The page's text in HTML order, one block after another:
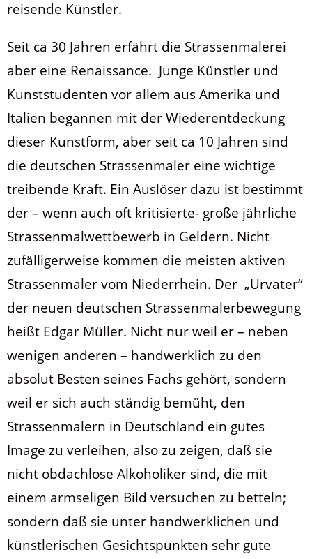
reisende Künstler.
Seit ca 30 Jahren erfährt die Strassenmalerei
aber eine Renaissance. Junge Künstler und
Kunststudenten vor allem aus Amerika und
Italien begannen mit der Wiederentdeckung
dieser Kunstform, aber seit ca 10 Jahren sind
die deutschen Strassenmaler eine wichtige
treibende Kraft. Ein Auslöser dazu ist bestimmt
der – wenn auch oft kritisierte- große jährliche
Strassenmalwettbewerb in Geldern. Nicht
zufälligerweise kommen die meisten aktiven
Strassenmaler vom Niederrhein. Der „Urvater“
der neuen deutschen Strassenmalerbewegung
heißt Edgar Müller. Nicht nur weil er – neben
wenigen anderen – handwerklich zu den
absolut Besten seines Fachs gehört, sondern
weil er sich auch ständig bemüht, den
Strassenmalern in Deutschland ein gutes
Image zu verleihen, also zu zeigen, daß sie
nicht obdachlose Alkoholiker sind, die mit
einem armseligen Bild versuchen zu betteln;
sondern daß sie unter handwerklichen und
künstlerischen Gesichtspunkten sehr gute